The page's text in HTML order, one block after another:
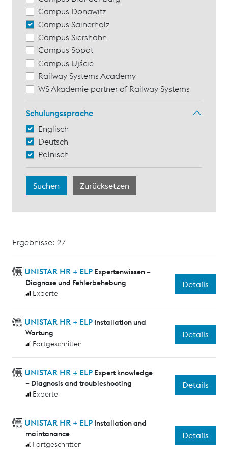
Campus Donawitz
Campus Sainerholz
Campus Siershahn
Campus Sopot
Campus Ujście
Railway Systems Academy
WS Akademie partner of Railway Systems
Schulungssprache
Englisch
Deutsch
Polnisch
Ergebnisse: 27
UNISTAR HR + ELP Expertenwissen –
Diagnose und Fehlerbehebung
Experte
Details
UNISTAR HR + ELP Installation und
Wartung
Fortgeschritten
Details
UNISTAR HR + ELP Expert knowledge
– Diagnosis and troubleshooting
Experte
Details
UNISTAR HR + ELP Installation and
maintanance
Fortgeschritten
Details